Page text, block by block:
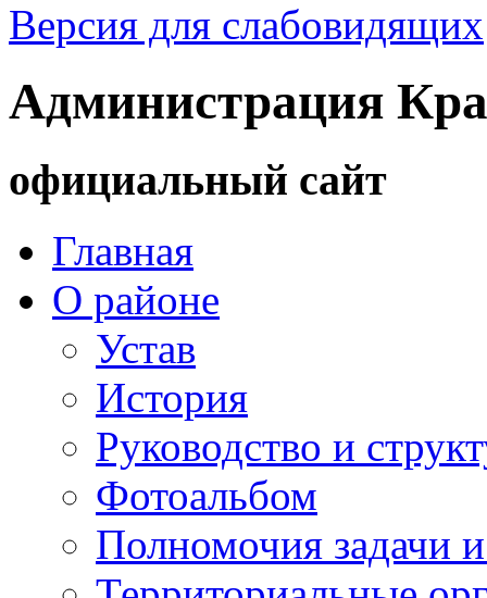
Версия для слабовидящих
Администрация
официальный сайт
Главная
О районе
Устав
История
Руководство и
Фотоальбом
Полномочия задачи